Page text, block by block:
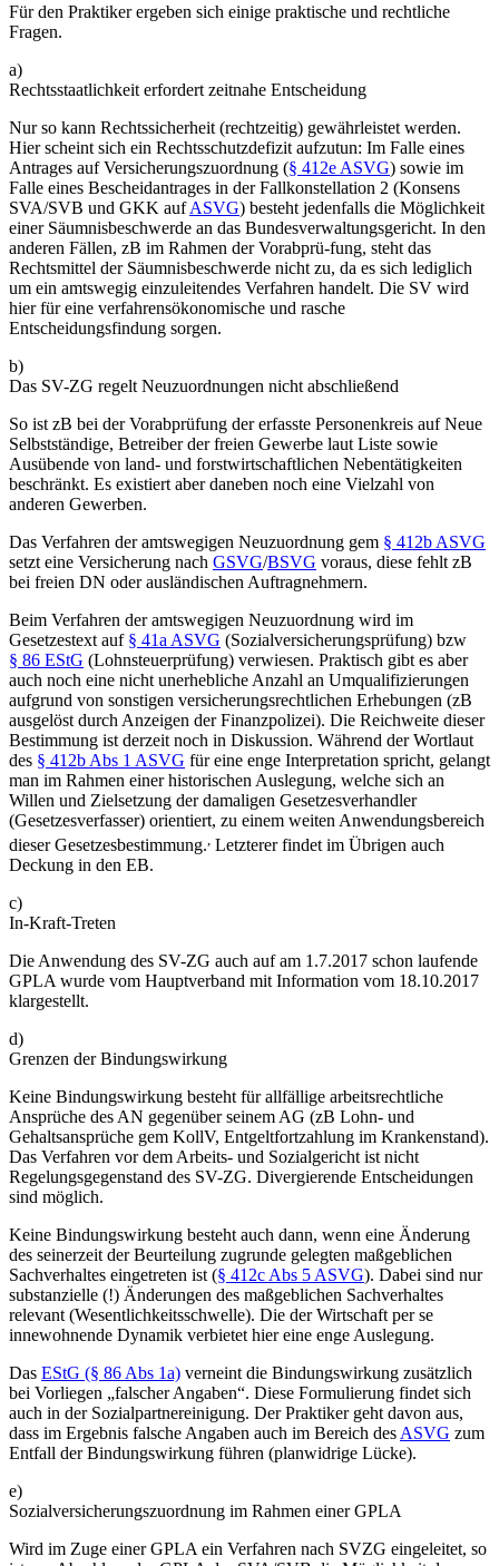
Für den Praktiker ergeben sich einige praktische und rechtliche
Fragen.
a)
Rechtsstaatlichkeit erfordert zeitnahe Entscheidung
Nur so kann Rechtssicherheit (rechtzeitig) gewährleistet werden.
Hier scheint sich ein Rechtsschutzdefizit aufzutun: Im Falle eines
Antrages auf Versicherungszuordnung (§ 412e ASVG) sowie im
Falle eines Bescheidantrages in der Fallkonstellation 2 (Konsens
SVA/SVB und GKK aufASVG) besteht jedenfalls die Möglichkeit
einer Säumnisbeschwerde an das Bundesverwaltungsgericht. In den
anderen Fällen, zB im Rahmen der Vorabprü-fung, steht das
Rechtsmittel der Säumnisbeschwerde nicht zu, da es sich lediglich
um ein amtswegig einzuleitendes Verfahren handelt. Die SV wird
hier für eine verfahrensökonomische und rasche
Entscheidungsfindung sorgen.
b)
Das SV-ZG regelt Neuzuordnungen nicht abschließend
So ist zB bei der Vorabprüfung der erfasste Personenkreis auf Neue
Selbstständige, Betreiber der freien Gewerbe laut Liste sowie
Ausübende von land- und forstwirtschaftlichen Nebentätigkeiten
beschränkt. Es existiert aber daneben noch eine Vielzahl von
anderen Gewerben.
Das Verfahren der amtswegigen Neuzuordnung gem § 412b ASVG
setzt eine Versicherung nach GSVG/BSVG voraus, diese fehlt zB
bei freien DN oder ausländischen Auftragnehmern.
Beim Verfahren der amtswegigen Neuzuordnung wird im
Gesetzestext auf § 41a ASVG (Sozialversicherungsprüfung) bzw
§ 86 EStG (Lohnsteuerprüfung) verwiesen. Praktisch gibt es aber
auch noch eine nicht unerhebliche Anzahl an Umqualifizierungen
aufgrund von sonstigen versicherungsrechtlichen Erhebungen (zB
ausgelöst durch Anzeigen der Finanzpolizei). Die Reichweite dieser
Bestimmung ist derzeit noch in Diskussion. Während der Wortlaut
des § 412b Abs 1 ASVG für eine enge Interpretation spricht, gelangt
man im Rahmen einer historischen Auslegung, welche sich an
Willen und Zielsetzung der damaligen Gesetzesverhandler
(Gesetzesverfasser) orientiert, zu einem weiten Anwendungsbereich
dieser Gesetzesbestimmung. Letzterer findet im Übrigen auch
Deckung in den EB.
c)
In-Kraft-Treten
Die Anwendung des SV-ZG auch auf am 1.7.2017 schon laufende
GPLA wurde vom Hauptverband mit Information vom 18.10.2017
klargestellt.
d)
Grenzen der Bindungswirkung
Keine Bindungswirkung besteht für allfällige arbeitsrechtliche
Ansprüche des AN gegenüber seinem AG (zB Lohn- und
Gehaltsansprüche gem KollV, Entgeltfortzahlung im Krankenstand).
Das Verfahren vor dem Arbeits- und Sozialgericht ist nicht
Regelungsgegenstand des SV-ZG. Divergierende Entscheidungen
sind möglich.
Keine Bindungswirkung besteht auch dann, wenn eine Änderung
des seinerzeit der Beurteilung zugrunde gelegten maßgeblichen
Sachverhaltes eingetreten ist (§ 412c Abs 5 ASVG). Dabei sind nur
substanzielle (!) Änderungen des maßgeblichen Sachverhaltes
relevant (Wesentlichkeitsschwelle). Die der Wirtschaft per se
innewohnende Dynamik verbietet hier eine enge Auslegung.
Das EStG (§ 86 Abs 1a) verneint die Bindungswirkung zusätzlich
bei Vorliegen „falscher Angaben“. Diese Formulierung findet sich
auch in der Sozialpartnereinigung. Der Praktiker geht davon aus,
dass im Ergebnis falsche Angaben auch im Bereich des ASVG zum
Entfall der Bindungswirkung führen (planwidrige Lücke).
e)
Sozialversicherungszuordnung im Rahmen einer GPLA
Wird im Zuge einer GPLA ein Verfahren nach SVZG eingeleitet, so